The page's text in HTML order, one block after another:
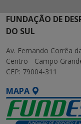
FUNDAÇÃO DE
DO SUL
Av. Fernando Corrêa
Centro - Campo
CEP: 79004-311
MAPA